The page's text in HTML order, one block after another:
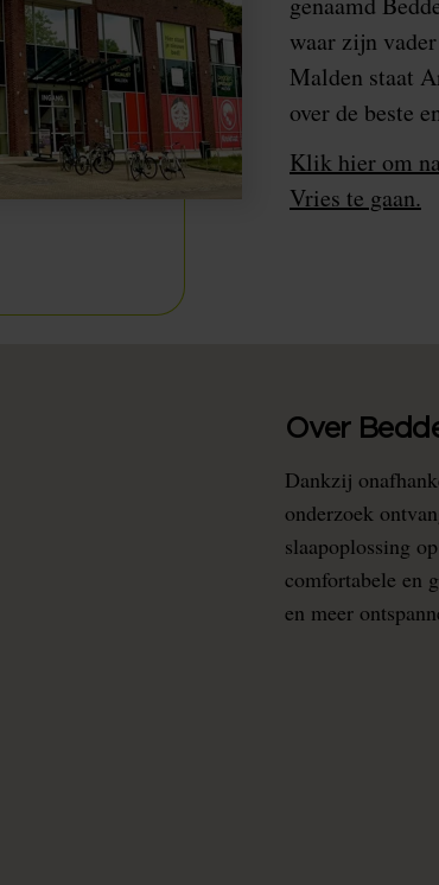
waar zijn
Malden staat
over de beste
Klik hier om
Vries te gaan.
Over
Dankzij
onderzoek
slaapoplossing
comfortabele en
en meer